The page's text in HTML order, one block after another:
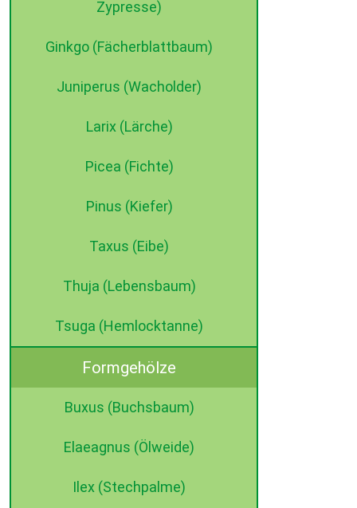
Zypresse)
Ginkgo (Fächerblattbaum)
Juniperus (Wacholder)
Larix (Lärche)
Picea (Fichte)
Pinus (Kiefer)
Taxus (Eibe)
Thuja (Lebensbaum)
Tsuga (Hemlocktanne)
Formgehölze
Buxus (Buchsbaum)
Elaeagnus (Ölweide)
Ilex (Stechpalme)